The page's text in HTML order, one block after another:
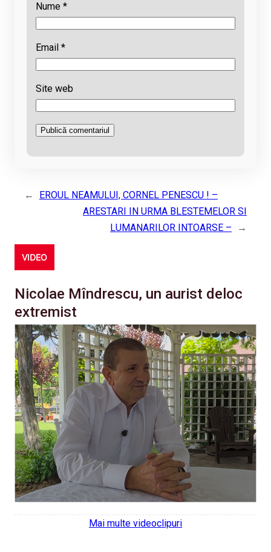
Nume *
Email *
Site web
←
EROUL NEAMULUI, CORNEL PENESCU ! –
ARESTARI IN URMA BLESTEMELOR SI
LUMANARILOR INTOARSE –
→
VIDEO
Nicolae Mîndrescu, un aurist deloc
extremist
Mai multe videoclipuri